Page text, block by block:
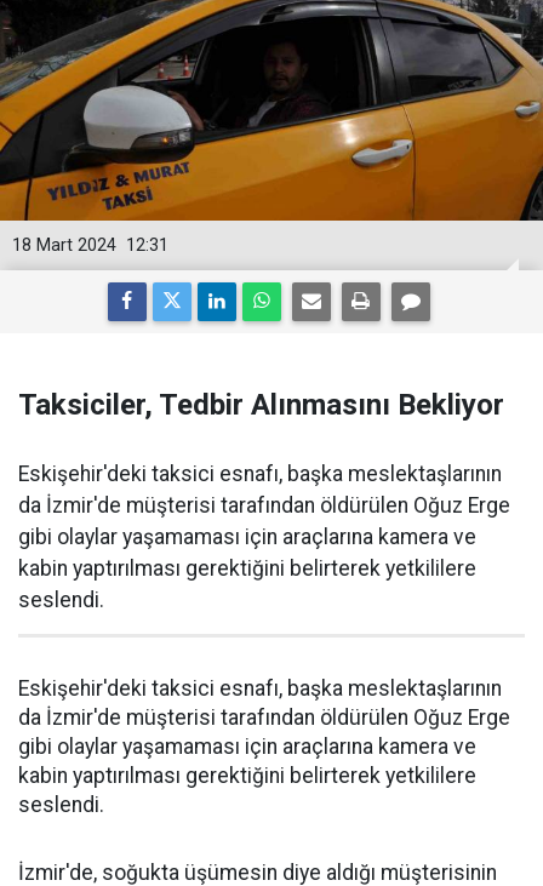
12:31
18 Mart 2024
Taksiciler, Tedbir Alınmasını Bekliyor
Eskişehir'deki taksici esnafı, başka meslektaşlarının
da İzmir'de müşterisi tarafından öldürülen Oğuz Erge
gibi olaylar yaşamaması için araçlarına kamera ve
kabin yaptırılması gerektiğini belirterek yetkililere
seslendi.
Eskişehir'deki taksici esnafı, başka meslektaşlarının
da İzmir'de müşterisi tarafından öldürülen Oğuz Erge
gibi olaylar yaşamaması için araçlarına kamera ve
kabin yaptırılması gerektiğini belirterek yetkililere
seslendi.
İzmir'de, soğukta üşümesin diye aldığı müşterisinin